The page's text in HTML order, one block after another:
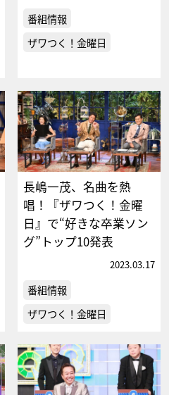
番組情報
ザワつく！金曜日
長嶋一茂、名曲を熱
唱！『ザワつく！金曜
日』で“好きな卒業ソン
グ”トップ10発表
2023.03.17
番組情報
ザワつく！金曜日